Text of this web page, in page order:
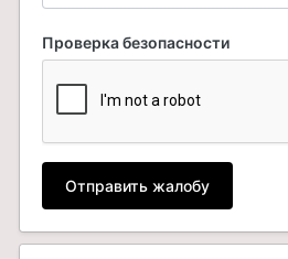
Проверка безопасности
Отправить жалобу